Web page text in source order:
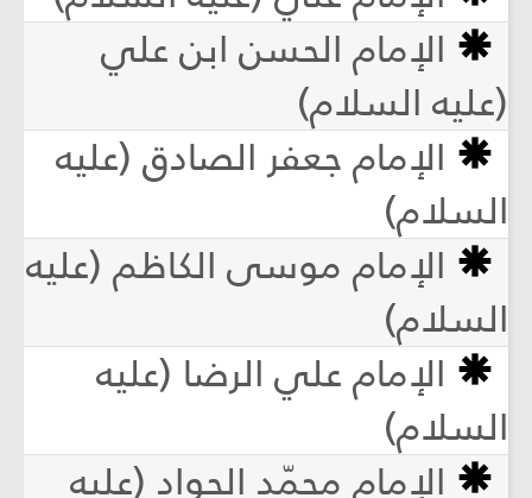
الإمام الحسن ابن علي
(عليه السلام)
الإمام جعفر الصادق (عليه
السلام)
الإمام موسى الكاظم (عليه
السلام)
الإمام علي الرضا (عليه
السلام)
الإمام محمّد الجواد (عليه